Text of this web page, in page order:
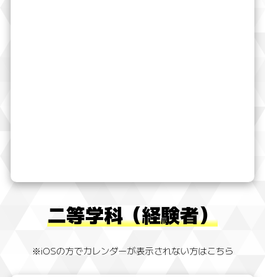
二等学科（経験者）
※iOSの方でカレンダーが表示されない方はこちら